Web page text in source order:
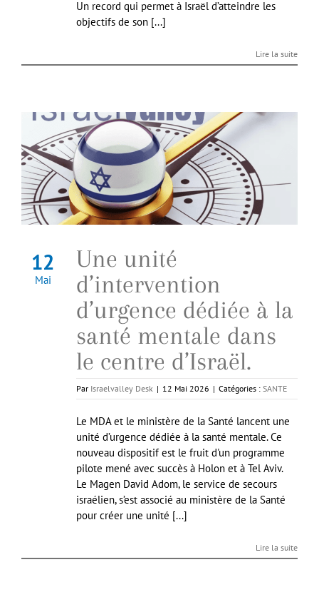
Un record qui permet à Israël d’atteindre les
objectifs de son [...]
Lire la suite
12
Mai
Une unité
d’intervention
d’urgence dédiée à la
santé mentale dans
le centre d’Israël.
Par Israelvalley Desk | 12 Mai 2026 | Catégories : SANTE
Le MDA et le ministère de la Santé lancent une
unité d’urgence dédiée à la santé mentale. Ce
nouveau dispositif est le fruit d'un programme
pilote mené avec succès à Holon et à Tel Aviv.
Le Magen David Adom, le service de secours
israélien, s’est associé au ministère de la Santé
pour créer une unité [...]
Lire la suite